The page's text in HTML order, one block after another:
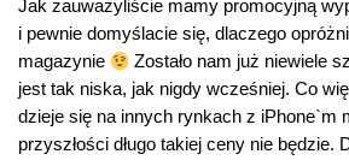
Jak zauważyliście mamy promocyjną
i pewnie domyślacie się, dlaczego
magazynie
Zostało nam już niewiele
jest tak niska, jak nigdy wcześniej. Co
dzieje się na innych rynkach z iPhone`m
przyszłości długo takiej ceny nie będzie.